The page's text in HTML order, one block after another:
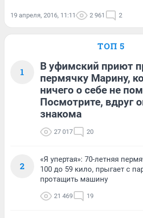
19 апреля, 2016, 11:11 2 961 2
ТОП 5
1
В уфимский приют
пермячку Марину,
ничего о себе не
Посмотрите, вдруг
знакома
27 017 20
2
«Я упертая»: 70-летняя
100 до 59 кило, прыгает с
протащить машину
21 469 19